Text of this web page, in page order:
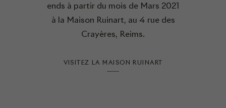
ends à partir du mois de Mars 2021
à la Maison Ruinart, au 4 rue des
Crayères, Reims.
VISITEZ LA MAISON RUINART